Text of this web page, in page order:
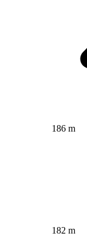
186 m
182 m